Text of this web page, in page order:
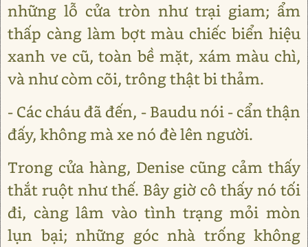
những lỗ cửa tròn như trại giam; ẩm
thấp càng làm bợt màu chiếc biển hiệu
xanh ve cũ, toàn bề mặt, xám màu chì,
và như còm cõi, trông thật bi thảm.
- Các cháu đã đến, - Baudu nói - cẩn thận
đấy, không mà xe nó đè lên người.
Trong cửa hàng, Denise cũng cảm thấy
thắt ruột như thế. Bây giờ cô thấy nó tối
đi, càng lâm vào tình trạng mỏi mòn
lụn bại; những góc nhà trống không